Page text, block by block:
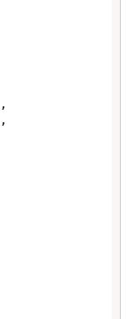
,
,